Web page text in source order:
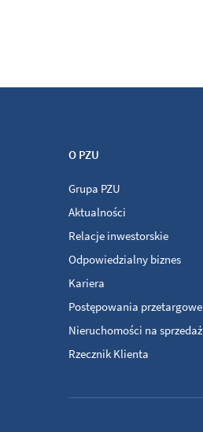
O PZU
Grupa PZU
Aktualności
Relacje inwestorskie
Odpowiedzialny biznes
Kariera
Postępowania przetargowe
Nieruchomości na sprzedaż
Rzecznik Klienta